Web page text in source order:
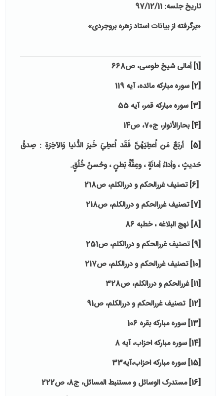
تاریخ جلسه: 97/12/11
«برگرفته از بیانات استاد زهره بروجردی»
[1] أمالی شیخ طوسی، ص668
[2]
سوره مبارکه مائده، آیه 119
[3]
سوره مبارکه قمر، آیه 55
[4]
بحارالأنوار، ج70، ص14
[5]
أربَعٌ مَن اُعطِيَهُنَّ فَقَد اُعطِيَ خَيرَ الدُّنيا وَالآخِرَةِ : صِدقُ
حَديثٍ ، وأداءُ أمانَةٍ ، وعِفَّةُ بَطنٍ ، وحُسنُ خُلُقٍ.
[6]
تصنیف غررالحکم و دررالکلم، ص218
[7]
تصنیف غررالحکم و دررالکلم، ص218
[8]
نهج البلاغه ، خطبه 86
[9]
تصنیف غررالحکم و دررالکلم، ص251
[10]
تصنیف غررالحکم و دررالکلم، ص217
[11]
غررالحکم و دررالکلم، ص328
[12]
تصنیف غررالحکم و دررالکلم، ص91
[13]
سوره مبارکه بقره 106
[14]
سوره مبارکه احزاب، آیه 8
[15]
سوره مبارکه احزاب،آیه33
[16]
مستدرک الوسائل و مستنبط المسائل، ج8، ص222